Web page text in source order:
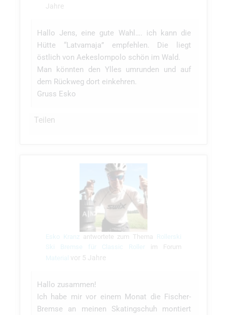
Jahre
Hallo Jens, eine gute Wahl…. ich kann die
Hütte “Latvamaja” empfehlen. Die liegt
östlich von Aekeslompolo schön im Wald.
Man könnten den Ylles umrunden und auf
dem Rückweg dort einkehren.
Gruss Esko
Teilen
Esko Kranzantwortete zum Thema
Rollerski
Ski Bremse für Classic Roller
im Forum
Material vor 5 Jahre
Hallo zusammen!
Ich habe mir vor einem Monat die Fischer-
Bremse an meinen Skatingschuh montiert